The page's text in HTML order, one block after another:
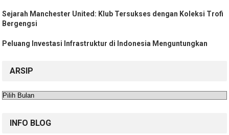
Sejarah Manchester United: Klub Tersukses dengan Koleksi Trofi
Bergengsi
Peluang Investasi Infrastruktur di Indonesia Menguntungkan
ARSIP
Arsip
INFO BLOG